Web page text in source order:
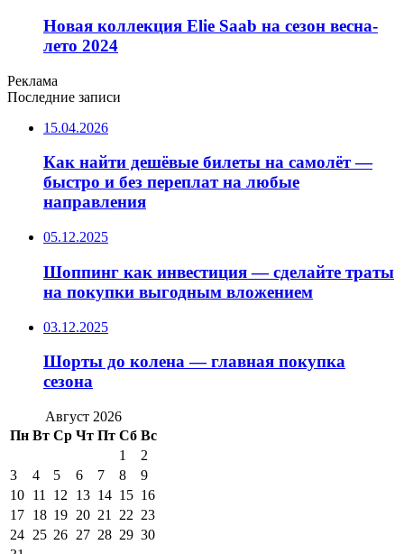
Новая коллекция Elie Saab на сезон весна-
лето 2024
Реклама
Последние записи
15.04.2026
Как найти дешёвые билеты на самолёт —
быстро и без переплат на любые
направления
05.12.2025
Шоппинг как инвестиция — сделайте траты
на покупки выгодным вложением
03.12.2025
Шорты до колена — главная покупка
сезона
Август 2026
Пн Вт Ср Чт Пт Сб Вс
1
2
3
4 5 6 7 8
9
10 11 12 13 14 15 16
17 18 19 20 21 22 23
24 25 26 27 28 29 30